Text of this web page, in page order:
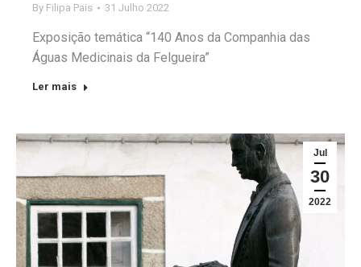
By Filipa Pais 31 Julho 2022
Exposição temática “140 Anos da Companhia das
Águas Medicinais da Felgueira”
Ler mais
Jul
30
2022